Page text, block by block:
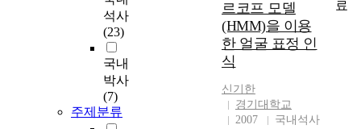
석사
(23)
국내
박사
(7)
주제분류
르코프 모델
(HMM)을 이용
한 얼굴 표정 인
식
신기한
경기대학교
2007
국내석사
료